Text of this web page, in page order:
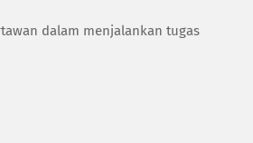
dalam menjalankan tugas